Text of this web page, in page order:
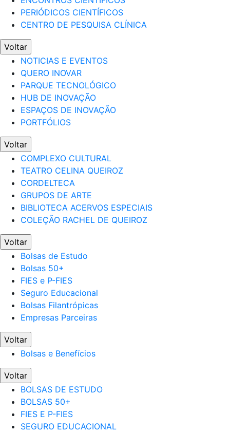
PERIÓDICOS CIENTÍFICOS
CENTRO DE PESQUISA CLÍNICA
Voltar
NOTICIAS E EVENTOS
QUERO INOVAR
PARQUE TECNOLÓGICO
HUB DE INOVAÇÃO
ESPAÇOS DE INOVAÇÃO
PORTFÓLIOS
Voltar
COMPLEXO CULTURAL
TEATRO CELINA QUEIROZ
CORDELTECA
GRUPOS DE ARTE
BIBLIOTECA ACERVOS ESPECIAIS
COLEÇÃO RACHEL DE QUEIROZ
Voltar
Bolsas de Estudo
Bolsas 50+
FIES e P-FIES
Seguro Educacional
Bolsas Filantrópicas
Empresas Parceiras
Voltar
Bolsas e Benefícios
Voltar
BOLSAS DE ESTUDO
BOLSAS 50+
FIES E P-FIES
SEGURO EDUCACIONAL